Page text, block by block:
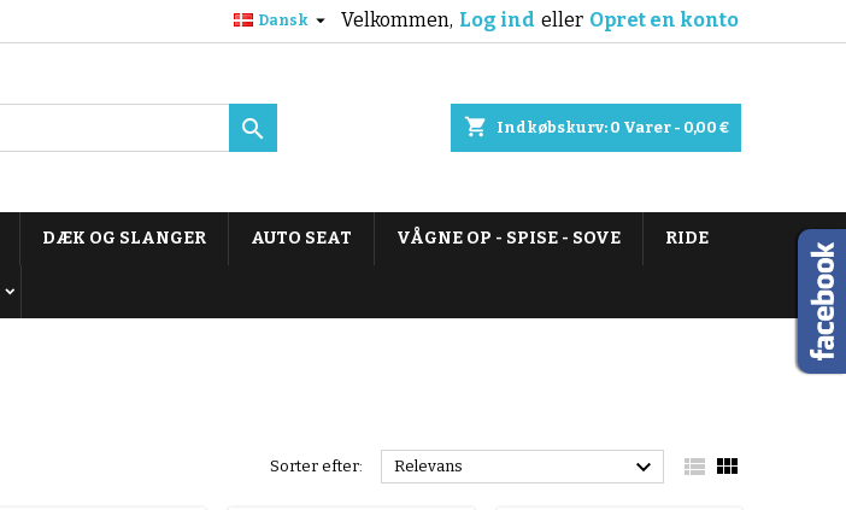
Velkommen, Log ind eller Opret en konto
Dansk 
shopping_cart Indkøbskurv: 0 Varer - 0,00 €

DÆK OG SLANGER AUTO SEAT VÅGNE OP - SPISE - SOVE RIDE
Sorter efter: Relevans   